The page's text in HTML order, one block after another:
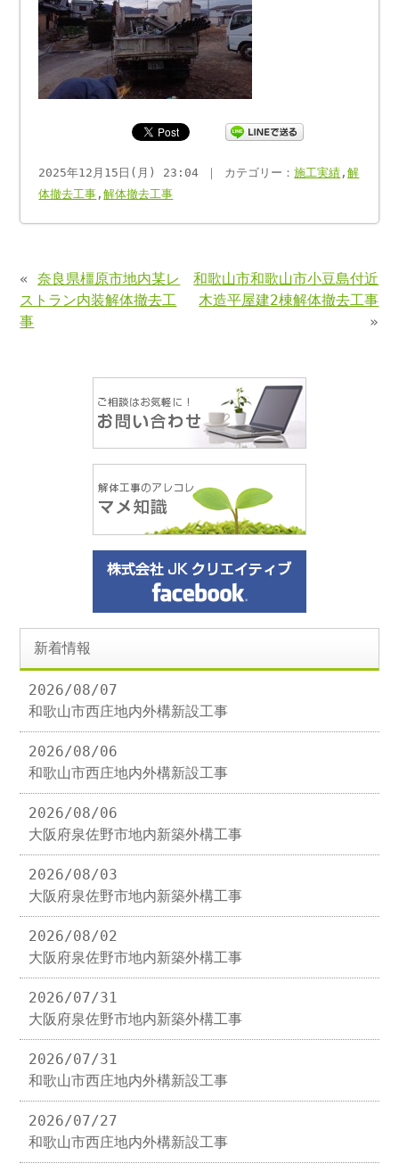
2025年12月15日(月) 23:04 ｜ カテゴリー：施工実績 ,解
体撤去工事 ,解体撤去工事
«奈良県橿原市地内某レ
ストラン内装解体撤去工
事
和歌山市和歌山市小豆島付近
木造平屋建2棟解体撤去工事
»
新着情報
2026/08/07
和歌山市西庄地内外構新設工事
2026/08/06
和歌山市西庄地内外構新設工事
2026/08/06
大阪府泉佐野市地内新築外構工事
2026/08/03
大阪府泉佐野市地内新築外構工事
2026/08/02
大阪府泉佐野市地内新築外構工事
2026/07/31
大阪府泉佐野市地内新築外構工事
2026/07/31
和歌山市西庄地内外構新設工事
2026/07/27
和歌山市西庄地内外構新設工事